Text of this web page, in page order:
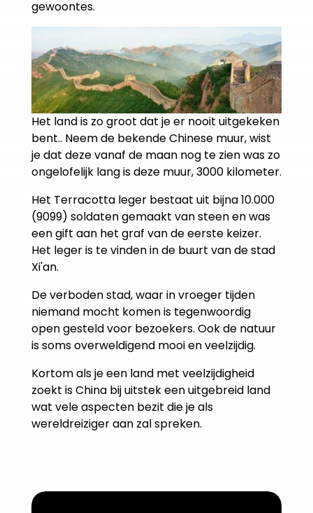
gewoontes.
Het land is zo groot dat je er nooit uitgekeken
bent.. Neem de bekende Chinese muur, wist
je dat deze vanaf de maan nog te zien was zo
ongelofelijk lang is deze muur, 3000 kilometer.
Het Terracotta leger bestaat uit bijna 10.000
(9099) soldaten gemaakt van steen en was
een gift aan het graf van de eerste keizer.
Het leger is te vinden in de buurt van de stad
Xi'an.
De verboden stad, waar in vroeger tijden
niemand mocht komen is tegenwoordig
open gesteld voor bezoekers. Ook de natuur
is soms overweldigend mooi en veelzijdig.
Kortom als je een land met veelzijdigheid
zoekt is China bij uitstek een uitgebreid land
wat vele aspecten bezit die je als
wereldreiziger aan zal spreken.